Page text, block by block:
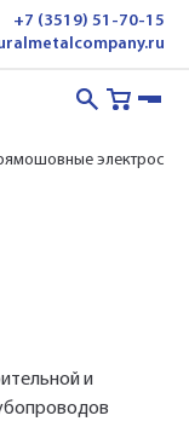
+7 (3519) 51-70-15
и